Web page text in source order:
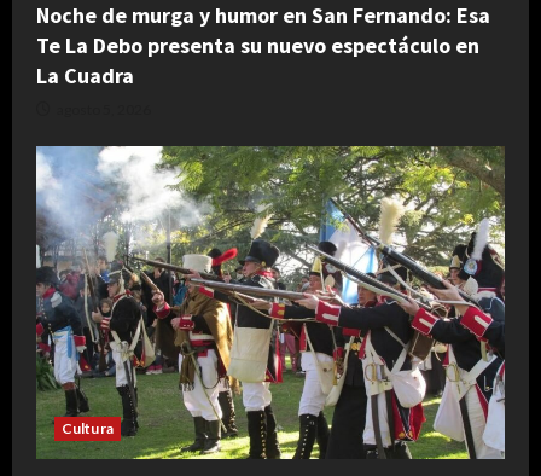
Noche de murga y humor en San Fernando: Esa
Te La Debo presenta su nuevo espectáculo en
La Cuadra
Cultura